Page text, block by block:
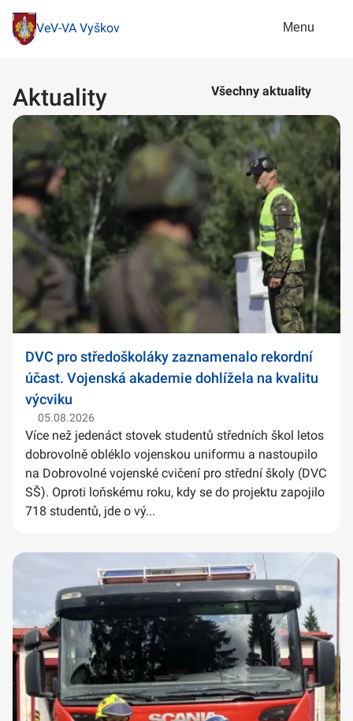
VeV-VA Vyškov Menu
Aktuality Všechny aktuality
DVC pro středoškoláky zaznamenalo rekordní
účast. Vojenská akademie dohlížela na kvalitu
výcviku
05.08.2026
Více než jedenáct stovek studentů středních škol letos
dobrovolně obléklo vojenskou uniformu a nastoupilo
na Dobrovolné vojenské cvičení pro střední školy (DVC
SŠ). Oproti loňskému roku, kdy se do projektu zapojilo
718 studentů, jde o vý...